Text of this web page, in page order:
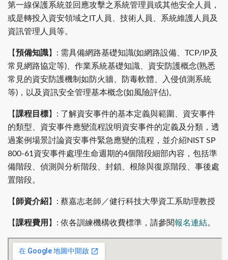
第一線保護系統並回應攻擊之系統管理員或其他安全人員，
或是轉投入資安領域之IT人員、技術人員、系統維護人員及
資訊管理人員等。
【預備知識】: 需具備網路基礎知識(如網路設備、TCP/IP及
常見網路協定等)、作業系統基礎知識、資安防護概念(熟悉
常見的資安防護機制如防火牆、防毒軟體、入侵偵測系統
等)，以及資訊安全管理基本概念(如風險評估)。
【課程目標】: 了解資安事件的基本定義與範圍、資安事件
的類型、資安事件應變流程說明資安事件的定義及分類，透
過案例場景討論資安事件緊急應變的流程，並介紹NIST SP
800-61資安事件處理生命週期的4個階段細部內容，包括準
備階段、偵測與分析階段、封鎖、根除與復原階段、事後處
置階段。
【 師資介紹】: 蔡嘉志老師／健行科技大學資工系助理教授
【課程費用 】: 依各訓練機構收費標準，請參閱報名連結。